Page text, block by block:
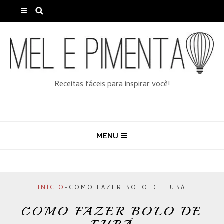
Receitas fáceis para inspirar você!
MENU
INÍCIO - COMO FAZER BOLO DE FUBÁ
COMO FAZER BOLO DE